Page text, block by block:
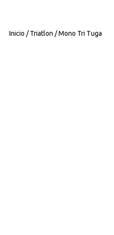
Inicio /Triatlon / Mono Tri Tuga